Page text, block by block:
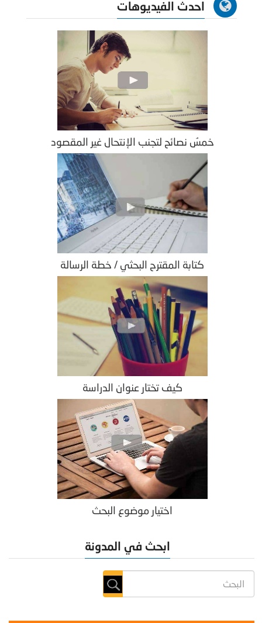
احدث الفيديوهات
خمسُ نصائح لتجنب الإنتحال غير المقصود
كتابة المقترح البحثي / خطة الرسالة
كيف تختار عنوان الدراسة
اختيار موضوع البحث
ابحث في المدونة